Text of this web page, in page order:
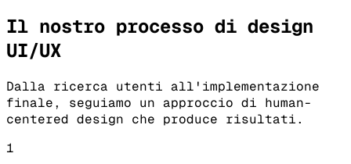
Il nostro processo di design
UI/UX
Dalla ricerca utenti all'implementazione
finale, seguiamo un approccio di human-
centered design che produce risultati.
1